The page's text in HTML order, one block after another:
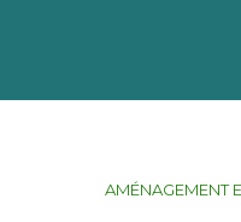
AMÉNAGEMENT